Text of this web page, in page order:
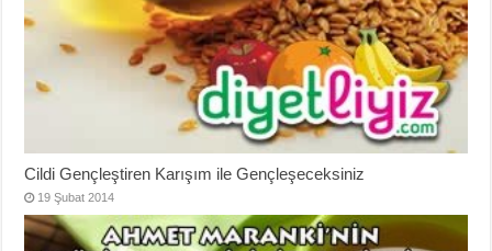
Cildi Gençleştiren Karışım ile Gençleşeceksiniz
19 Şubat 2014